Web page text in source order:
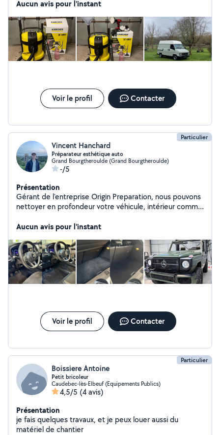
le domaine du nettoyage textile et automobile.
Aucun avis pour l'instant
Voir le profil Contacter
Particulier
Vincent Hanchard
Préparateur esthétique auto
Grand Bourgtheroulde (Grand Bourgtheroulde)
-/5
Présentation
Gérant de l'entreprise Origin Preparation, nous pouvons
nettoyer en profondeur votre véhicule, intérieur comme
intégrale sur la carrosserie et les feux. Nous avons
pour personnaliser votre véhicule.
Aucun avis pour l'instant
Voir le profil Contacter
Particulier
Boissiere Antoine
Petit bricoleur
Caudebec-lès-Elbeuf (Equipements Publics)
4,5/5 (4 avis)
Présentation
je fais quelques travaux, et je peux louer aussi du
matériel de chantier